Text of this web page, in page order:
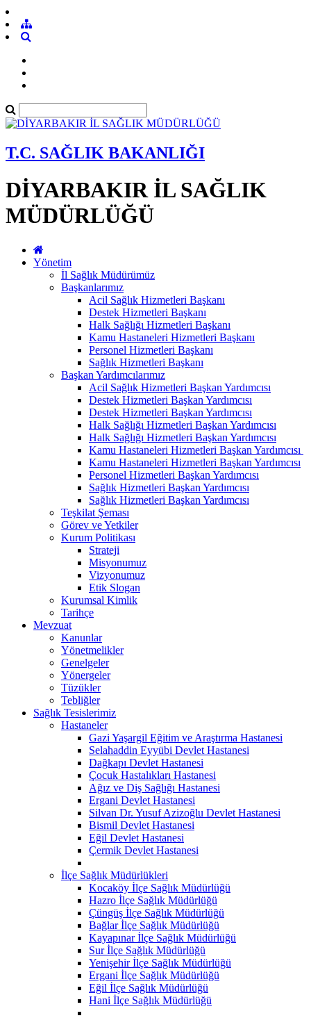
T.C. SAĞLIK BAKANLIĞI
DİYARBAKIR İL SAĞLIK
MÜDÜRLÜĞÜ
Yönetim
İl Sağlık Müdürümüz
Başkanlarımız
Acil Sağlık Hizmetleri Başkanı
Destek Hizmetleri Başkanı
Halk Sağlığı Hizmetleri Başkanı
Kamu Hastaneleri Hizmetleri Başkanı
Personel Hizmetleri Başkanı
Sağlık Hizmetleri Başkanı
Başkan Yardımcılarımız
Acil Sağlık Hizmetleri Başkan Yardımcısı
Destek Hizmetleri Başkan Yardımcısı
Destek Hizmetleri Başkan Yardımcısı
Halk Sağlığı Hizmetleri Başkan Yardımcısı
Halk Sağlığı Hizmetleri Başkan Yardımcısı
Kamu Hastaneleri Hizmetleri Başkan Yardımcısı ​
Kamu Hastaneleri Hizmetleri Başkan Yardımcısı
Personel Hizmetleri Başkan Yardımcısı
Sağlık Hizmetleri Başkan Yardımcısı
Sağlık Hizmetleri Başkan Yardımcısı
Teşkilat Şeması
Görev ve Yetkiler
Kurum Politikası
Strateji
Misyonumuz
Vizyonumuz
Etik Slogan
Kurumsal Kimlik
Tarihçe
Mevzuat
Kanunlar
Yönetmelikler
Genelgeler
Yönergeler
Tüzükler
Tebliğler
Sağlık Tesislerimiz
Hastaneler
Gazi Yaşargil Eğitim ve Araştırma Hastanesi
Selahaddin Eyyübi Devlet Hastanesi
Dağkapı Devlet Hastanesi
Çocuk Hastalıkları Hastanesi
Ağız ve Diş Sağlığı Hastanesi
Ergani Devlet Hastanesi
Silvan Dr. Yusuf Azizoğlu Devlet Hastanesi
Bismil Devlet Hastanesi
Eğil Devlet Hastanesi
Çermik Devlet Hastanesi
İlçe Sağlık Müdürlükleri
Kocaköy İlçe Sağlık Müdürlüğü
Hazro İlçe Sağlık Müdürlüğü
Çüngüş İlçe Sağlık Müdürlüğü
Bağlar İlçe Sağlık Müdürlüğü
Kayapınar İlçe Sağlık Müdürlüğü
Sur İlçe Sağlık Müdürlüğü
Yenişehir İlçe Sağlık Müdürlüğü
Ergani İlçe Sağlık Müdürlüğü
Eğil İlçe Sağlık Müdürlüğü
Hani İlçe Sağlık Müdürlüğü